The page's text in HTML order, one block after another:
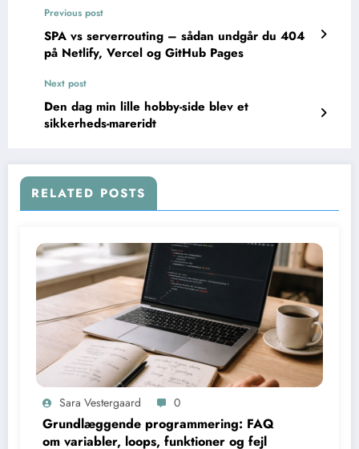
Previous post
SPA vs serverrouting – sådan undgår du 404
på Netlify, Vercel og GitHub Pages
Next post
Den dag min lille hobby-side blev et
sikkerheds-mareridt
RELATED POSTS
Sara Vestergaard 0
Grundlæggende programmering: FAQ
om variabler, loops, funktioner og fejl